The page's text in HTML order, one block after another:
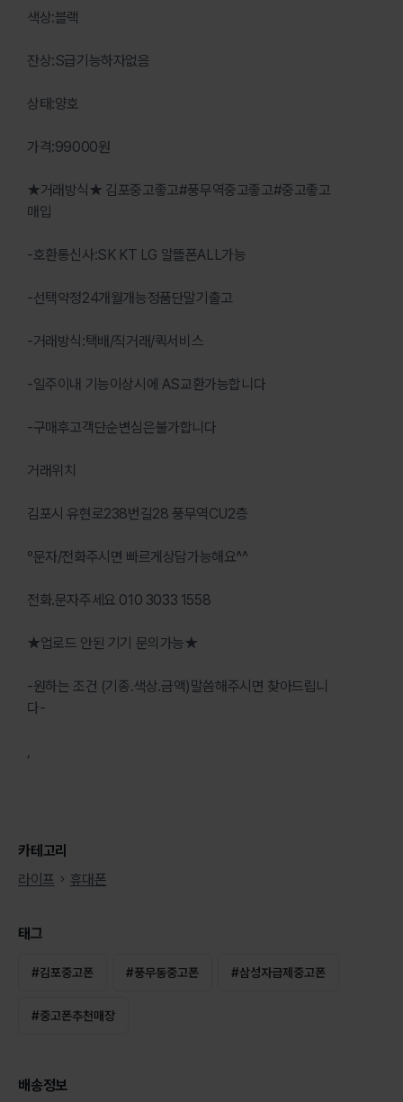
색상:블랙
잔상:S급기능하자없음
상태:양호
가격:99000원
★거래방식★ 김포중고좋고#풍무역중고좋고#중고좋고
매입
-호환통신사:SK KT LG 알뜰폰ALL가능
-선택약정24개월개능정품단말기출고
-거래방식:택배/직거래/퀵서비스
-일주이내 기능이상시에 AS교환가능합니다
-구매후고객단순변심은불가합니다
거래위치
김포시 유현로238번길28 풍무역CU2층
º문자/전화주시면 빠르게상담가능해요^^
전화.문자주세요 010 3033 1558
★업로드 안된 기기 문의가능★
-원하는 조건 (기종.색상.금액)말씀해주시면 찾아드립니
다-
카테고리
라이프
휴대폰
태그
#김포중고폰 #풍무동중고폰 #삼성자급제중고폰
#중고폰추천매장
배송정보